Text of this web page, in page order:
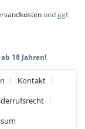
und ggf.
18 Jahren!
Kontakt